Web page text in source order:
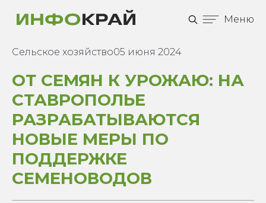
Меню
Сельское хозяйство05 июня 2024
ОТ СЕМЯН К УРОЖАЮ: НА
СТАВРОПОЛЬЕ
РАЗРАБАТЫВАЮТСЯ
НОВЫЕ МЕРЫ ПО
ПОДДЕРЖКЕ
СЕМЕНОВОДОВ